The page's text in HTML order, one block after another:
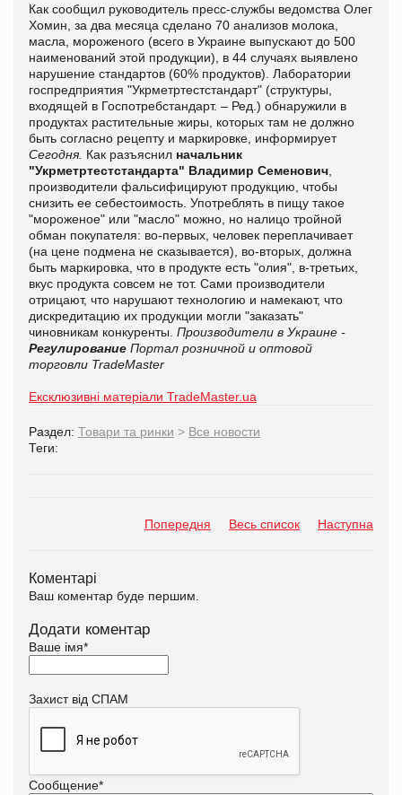
Как сообщил руководитель пресс-службы ведомства Олег
Хомин, за два месяца сделано 70 анализов молока,
масла, мороженого (всего в Украине выпускают до 500
наименований этой продукции), в 44 случаях выявлено
нарушение стандартов (60% продуктов). Лаборатории
госпредприятия "Укрметртестстандарт" (структуры,
входящей в Госпотребстандарт. – Ред.) обнаружили в
продуктах растительные жиры, которых там не должно
быть согласно рецепту и маркировке, информирует
Сегодня. Как разъяснил начальник
"Укрметртестстандарта" Владимир Семенович
производители фальсифицируют продукцию, чтобы
снизить ее себестоимость. Употреблять в пищу такое
"мороженое" или "масло" можно, но налицо тройной
обман покупателя: во-первых, человек переплачивает
(на цене подмена не сказывается), во-вторых, должна
быть маркировка, что в продукте есть "олия", в-третьих,
вкус продукта совсем не тот. Сами производители
отрицают, что нарушают технологию и намекают, что
дискредитацию их продукции могли "заказать"
чиновникам конкуренты. Производители в Украине -
Регулирование Портал розничной и оптовой
торговли TradeMaster
Ексклюзивні матеріали TradeMaster.ua
Раздел: Товари та ринки > Все новости
Теги:
Попередня Весь список Наступна
Коментарі
Ваш коментар буде першим.
Додати коментар
Ваше імя*
Захист від СПАМ
Сообщение*